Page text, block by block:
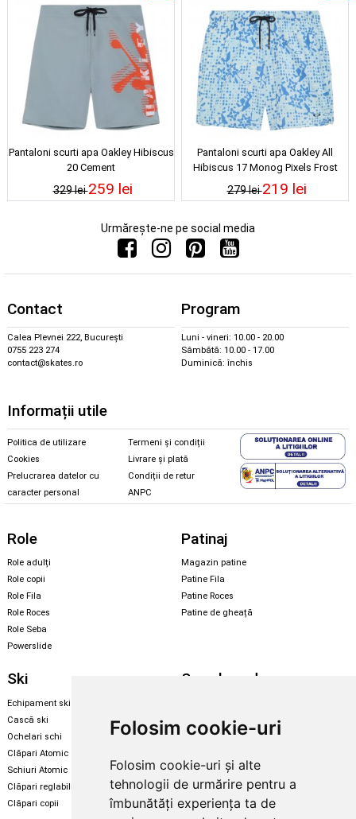
Folosim cookie-uri
Folosim cookie-uri și alte
tehnologii de urmărire pentru a
îmbunătăți experiența ta de
Pantaloni scurti apa Oakley Hibiscus
20 Cement
329 lei259 lei
Pantaloni scurti apa Oakley All
Hibiscus 17 Monog Pixels Frost
279 lei219 lei
Urmărește-ne pe social media
Contact
Calea Plevnei 222, București
0755 223 274
contact@skates.ro
Program
Luni - vineri: 10.00 - 20.00
Sâmbătă: 10.00 - 17.00
Duminică: închis
Informații utile
Politica de utilizare
Cookies
Prelucrarea datelor cu
caracter personal
Termeni și condiții
Livrare și plată
Condiții de retur
ANPC
Role
Role adulți
Role copii
Role Fila
Role Roces
Role Seba
Powerslide
Patinaj
Magazin patine
Patine Fila
Patine Roces
Patine de gheață
Ski
Echipament ski
Cască ski
Ochelari schi
Clăpari Atomic
Schiuri Atomic
Clăpari reglabili
Clăpari copii
Snowboard
Echipament snowboard
Legături Rome SDS
Skate & longboard
Enuff Skateboards